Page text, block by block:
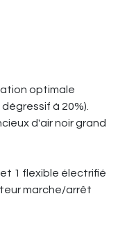
optimale
à 20%).
d'air noir grand
1 flexible électrifié
marche/arrêt